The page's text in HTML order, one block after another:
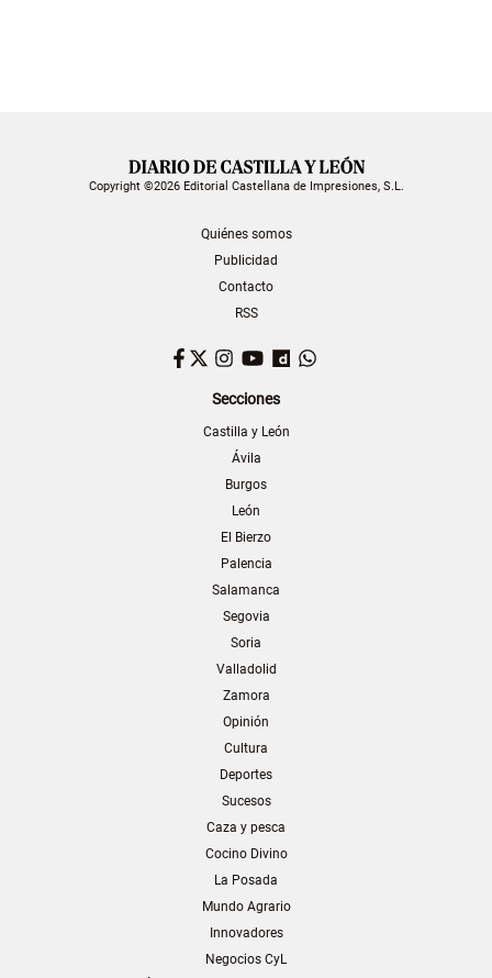
Copyright ©2026 Editorial Castellana de Impresiones, S.L.
Quiénes somos
Publicidad
Contacto
RSS
Facebook
TwitterInstagram
YouTubeDailymotion
Secciones
Castilla y León
Ávila
Burgos
León
El Bierzo
Palencia
Salamanca
Segovia
Soria
Valladolid
Zamora
Opinión
Cultura
Deportes
Sucesos
Caza y pesca
Cocino Divino
La Posada
Mundo Agrario
Innovadores
Negocios CyL